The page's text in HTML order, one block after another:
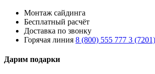
Монтаж сайдинга
Бесплатный расчёт
Доставка по звонку
Горячая линия 8 (800) 555 777 3 (7201)
Дарим подарки